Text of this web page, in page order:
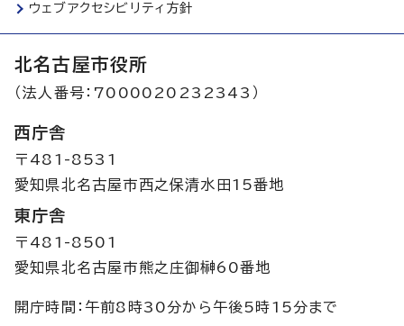
ウェブアクセシビリティ方針
北名古屋市役所
（法人番号：7000020232343）
西庁舎
〒481-8531
愛知県北名古屋市西之保清水田15番地
東庁舎
〒481-8501
愛知県北名古屋市熊之庄御榊60番地
開庁時間：午前8時30分から午後5時15分まで